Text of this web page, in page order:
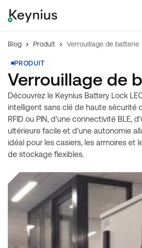
Blog Produit Verrouillage de batterie
PRODUIT
Verrouillage de
Découvrez le Keynius Battery Lock
intelligent sans clé de haute sécurité
RFID ou PIN, d'une connectivité BLE,
ultérieure facile et d'une autonomie
idéal pour les casiers, les armoires et
de stockage flexibles.